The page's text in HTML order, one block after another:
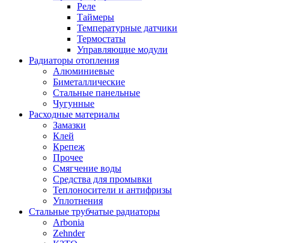
Реле
Таймеры
Температурные датчики
Термостаты
Управляющие модули
Радиаторы отопления
Алюминиевые
Биметаллические
Стальные панельные
Чугунные
Расходные материалы
Замазки
Клей
Крепеж
Прочее
Смягчение воды
Средства для промывки
Теплоносители и антифризы
Уплотнения
Стальные трубчатые радиаторы
Arbonia
Zehnder